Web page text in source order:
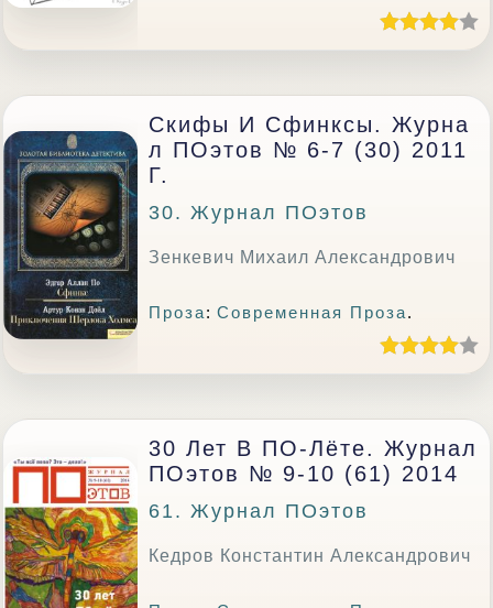
Скифы И Сфинксы. Журна
Л ПОэтов № 6-7 (30) 2011
Г.
30. Журнал ПОэтов
Зенкевич Михаил Александрович
Проза:Современная Проза.
30 Лет В ПО-Лёте. Журнал
ПОэтов № 9-10 (61) 2014
61. Журнал ПОэтов
Кедров Константин Александрович